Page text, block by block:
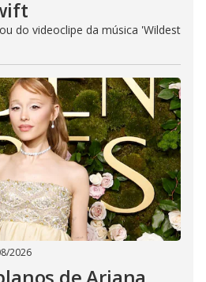
do videoclipe da música 'Wildest
2026